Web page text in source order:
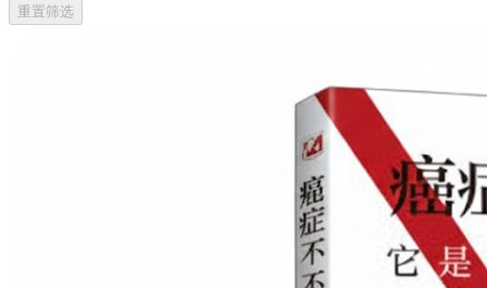
重置筛选